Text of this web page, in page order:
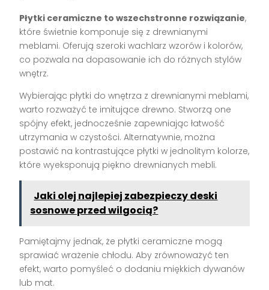
Płytki ceramiczne to wszechstronne rozwiązanie,
które świetnie komponuje się z drewnianymi
meblami. Oferują szeroki wachlarz wzorów i kolorów,
co pozwala na dopasowanie ich do różnych stylów
wnętrz.
Wybierając płytki do wnętrza z drewnianymi meblami,
warto rozważyć te imitujące drewno. Stworzą one
spójny efekt, jednocześnie zapewniając łatwość
utrzymania w czystości. Alternatywnie, można
postawić na kontrastujące płytki w jednolitym kolorze,
które wyeksponują piękno drewnianych mebli.
Jaki olej najlepiej zabezpieczy deski
sosnowe przed wilgocią?
Pamiętajmy jednak, że płytki ceramiczne mogą
sprawiać wrażenie chłodu. Aby zrównoważyć ten
efekt, warto pomyśleć o dodaniu miękkich dywanów
lub mat.